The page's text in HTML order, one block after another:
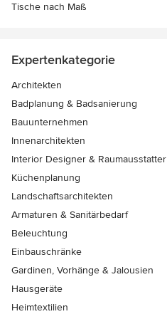
Tische nach Maß
Expertenkategorie
Architekten
Badplanung & Badsanierung
Bauunternehmen
Innenarchitekten
Interior Designer & Raumausstatter
Küchenplanung
Landschaftsarchitekten
Armaturen & Sanitärbedarf
Beleuchtung
Einbauschränke
Gardinen, Vorhänge & Jalousien
Hausgeräte
Heimtextilien